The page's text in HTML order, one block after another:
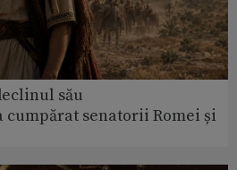
său
cumpărat senatorii Romei și